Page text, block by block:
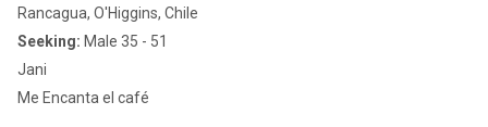
Rancagua, O'Higgins, Chile
Seeking: Male 35 - 51
Jani
Me Encanta el café